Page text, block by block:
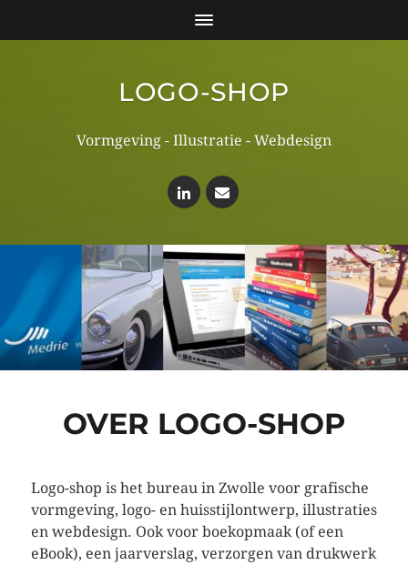
LOGO-SHOP
Vormgeving - Illustratie - Webdesign
OVER LOGO-SHOP
Logo-shop is het bureau in Zwolle voor grafische
vormgeving, logo- en huisstijlontwerp, illustraties
en webdesign. Ook voor boekopmaak (of een
eBook), een jaarverslag, verzorgen van drukwerk